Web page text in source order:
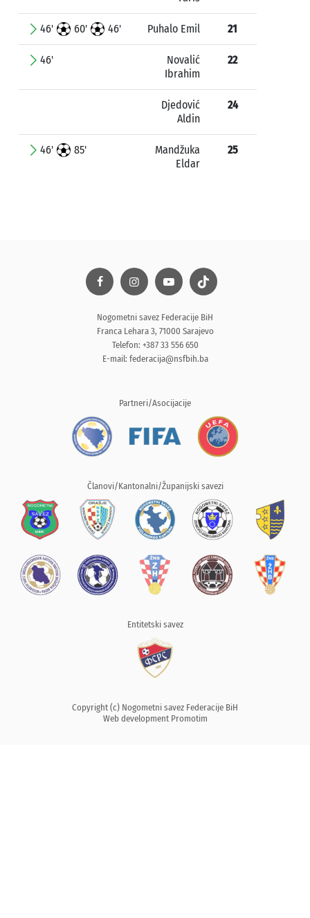
46' 60' 46' Puhalo Emil 21
46'
Novalić
Ibrahim
22
Djedović
Aldin
24
46' 85'
Mandžuka
Eldar
25
Nogometni savez Federacije BiH
Franca Lehara 3, 71000 Sarajevo
Telefon: +387 33 556 650
E-mail: federacija@nsfbih.ba
Partneri/Asocijacije
Članovi/Kantonalni/Županijski savezi
Entitetski savez
Copyright (c) Nogometni savez Federacije BiH
Web development Promotim